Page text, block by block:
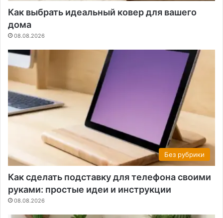
Как выбрать идеальный ковер для вашего
дома
08.08.2026
Без рубрики
Как сделать подставку для телефона своими
руками: простые идеи и инструкции
08.08.2026